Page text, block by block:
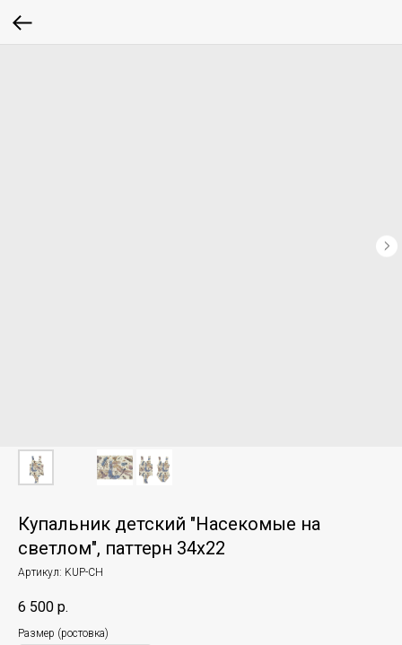
Купальник детский "Насекомые на
светлом", паттерн 34х22
Артикул: KUP-CH
6 500 р.
Размер (ростовка)